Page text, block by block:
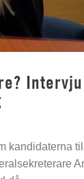
kandidaterna